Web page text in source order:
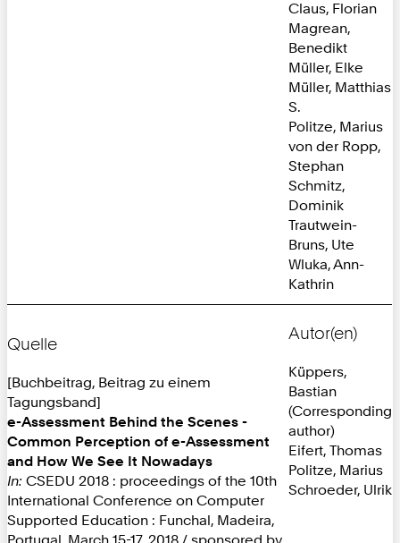
Claus, Florian
Magrean,
Benedikt
Müller, Elke
Müller, Matthias
S.
Politze, Marius
von der Ropp,
Stephan
Schmitz,
Dominik
Trautwein-
Bruns, Ute
Wluka, Ann-
Kathrin
Quelle
[Buchbeitrag, Beitrag zu einem
Tagungsband]
e-Assessment Behind the Scenes -
Common Perception of e-Assessment
and How We See It Nowadays
In: CSEDU 2018 : proceedings of the 10th
International Conference on Computer
Supported Education : Funchal, Madeira,
Portugal, March 15-17, 2018 / sponsored by
Autor(en)
Küppers,
Bastian
(Corresponding
author)
Eifert, Thomas
Politze, Marius
Schroeder, Ulrik